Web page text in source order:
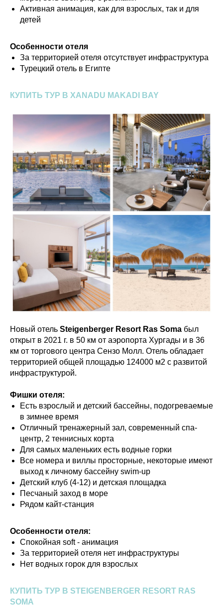
Активная анимация, как для взрослых, так и для
детей
Особенности отеля
За территорией отеля отсутствует инфраструктура
Турецкий отель в Египте
КУПИТЬ ТУР В XANADU MAKADI BAY
Новый отель Steigenberger Resort Ras Soma был
открыт в 2021 г. в 50 км от аэропорта Хургады и в 36
км от торгового центра Сензо Молл. Отель обладает
территорией общей площадью 124000 м2 с развитой
инфраструктурой.
Фишки отеля:
Есть взрослый и детский бассейны, подогреваемые
в зимнее время
Отличный тренажерный зал, современный спа-
центр, 2 теннисных корта
Для самых маленьких есть водные горки
Все номера и виллы просторные, некоторые имеют
выход к личному бассейну swim-up
Детский клуб (4-12) и детская площадка
Песчаный заход в море
Рядом кайт-станция
Особенности отеля:
Спокойная soft - анимация
За территорией отеля нет инфраструктуры
Нет водных горок для взрослых
КУПИТЬ ТУР В STEIGENBERGER RESORT RAS
SOMA